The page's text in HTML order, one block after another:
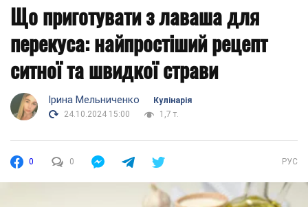
Що приготувати з лаваша для
перекуса: найпростіший рецепт
ситної та швидкої страви
Ірина Мельниченко
Кулінарія
24.10.2024 15:00
1,7 т.
0 0 РУС